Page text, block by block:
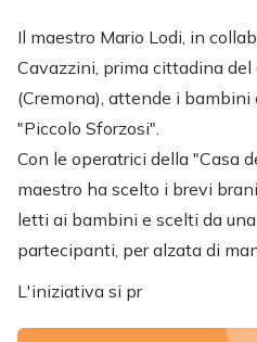
Il maestro Mario Lodi, in
Cavazzini, prima cittadina del
(Cremona), attende i
"Piccolo Sforzosi".
Con le operatrici della "Casa
maestro ha scelto i brevi
letti ai bambini e scelti da
partecipanti, per alzata di
L'iniziativa si pr